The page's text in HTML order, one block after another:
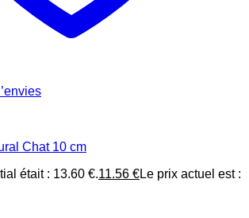
Chat 10 cm
était : 13.60 €.11.56 €Le prix actuel est :